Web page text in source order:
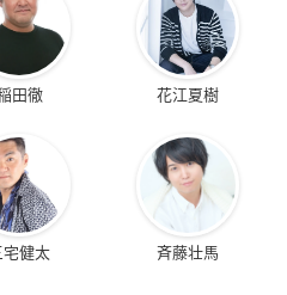
田徹 花江夏樹
宅健太 斉藤壮馬